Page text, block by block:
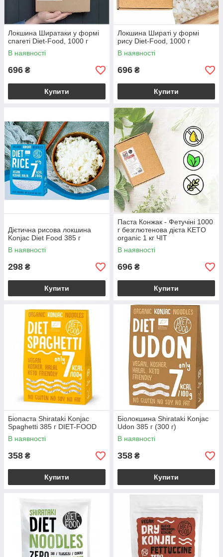
Локшина Ширатаки у формі
спагеті Diet-Food, 1000 г
В наявності
696 ₴
Купити
Локшина Шираті у формі
рису Diet-Food, 1000 г
В наявності
696 ₴
Купити
Дієтична рисова локшина
Konjac Diet Food 385 г
В наявності
298 ₴
Купити
Паста Конжак - Фетучіні 1000
г безглютенова дієта KETO
organic 1 кг ЧІТ
В наявності
696 ₴
Купити
Біопаста Shirataki Konjac
Spaghetti 385 г DIET-FOOD
В наявності
358 ₴
Купити
Біолокшина Shirataki Konjac
Udon 385 г (300 г)
В наявності
358 ₴
Купити